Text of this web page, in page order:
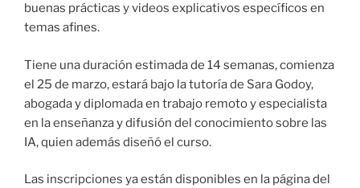
buenas prácticas y videos explicativos específicos en
temas afines.
Tiene una duración estimada de 14 semanas, comienza
el 25 de marzo, estará bajo la tutoría de Sara Godoy,
abogada y diplomada en trabajo remoto y especialista
en la enseñanza y difusión del conocimiento sobre las
IA, quien además diseñó el curso.
Las inscripciones ya están disponibles en la página del